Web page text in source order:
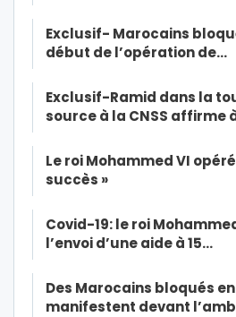
Exclusif- Marocains
début de l’opération de…
Exclusif-Ramid dans la
source à la CNSS affirme
Le roi Mohammed VI
succès »
Covid-19: le roi
l’envoi d’une aide à 15…
Des Marocains bloqués
manifestent devant